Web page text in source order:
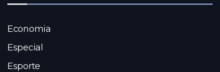
Economia
Especial
Esporte